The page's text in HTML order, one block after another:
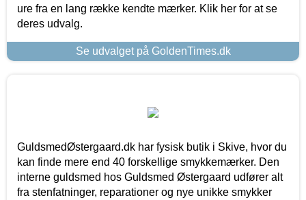
ure fra en lang række kendte mærker. Klik her for at se
deres udvalg.
Se udvalget på GoldenTimes.dk
GuldsmedØstergaard.dk har fysisk butik i Skive, hvor du
kan finde mere end 40 forskellige smykkemærker. Den
interne guldsmed hos Guldsmed Østergaard udfører alt
fra stenfatninger, reparationer og nye unikke smykker